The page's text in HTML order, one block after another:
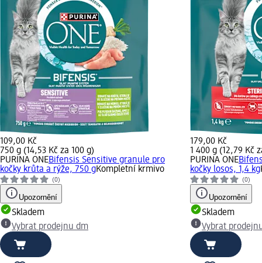
109,00 Kč
750 g (14,53 Kč za 100 g)
PURINA ONEBifensis Sensitive granule pro
kočky krůta a rýže, 750 gKompletní krmivo
(0)
Upozornění
Skladem
Vybrat prodejnu dm
179,00 Kč
1 400 g (12,79 Kč
PURINA ONE
kočky losos, 1,4 kg
(0)
Upozornění
Skladem
Vybrat